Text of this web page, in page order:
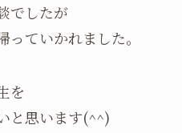
でしたが
ていかれました。
を
と思います(^^)